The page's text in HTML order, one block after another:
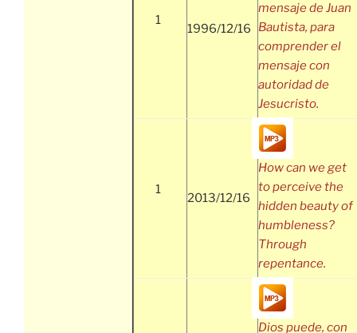
1
1996/12/16
mensaje de Juan
Bautista, para
comprender el
mensaje con
autoridad de
Jesucristo.
1
2013/12/16
How can we get
to perceive the
hidden beauty of
humbleness?
Through
repentance.
Dios puede, con